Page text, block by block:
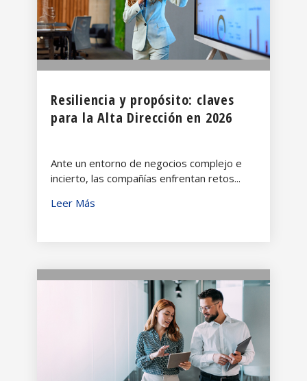
Resiliencia y propósito: claves
para la Alta Dirección en 2026
Ante un entorno de negocios complejo e
incierto, las compañías enfrentan retos...
Leer Más